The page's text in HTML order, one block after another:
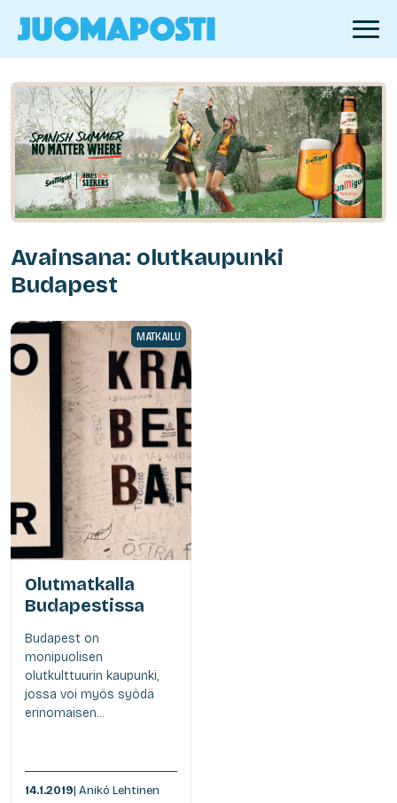
Avainsana: olutkaupunki
Budapest
MATKAILU
Olutmatkalla
Budapestissa
Budapest on
monipuolisen
olutkulttuurin kaupunki,
jossa voi myös syödä
erinomaisen...
14.1.2019| Anikó Lehtinen